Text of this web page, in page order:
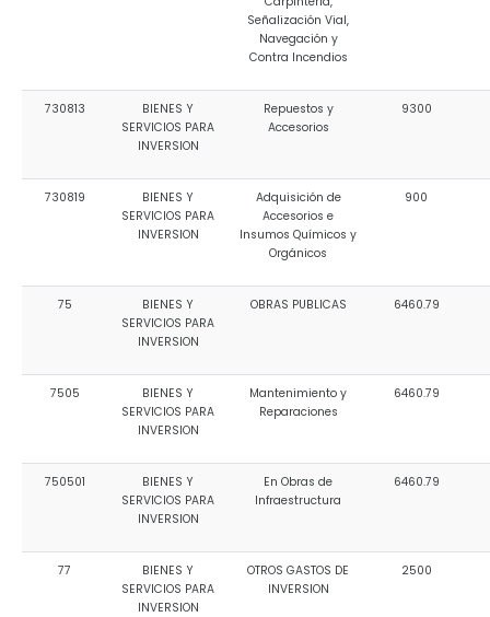
Señalización Vial,
Navegación y
Contra Incendios
730813
BIENES Y
SERVICIOS PARA
INVERSION
Repuestos y
Accesorios
9300
730819
BIENES Y
SERVICIOS PARA
INVERSION
Adquisición de
Accesorios e
Insumos Químicos y
Orgánicos
900
75
BIENES Y
SERVICIOS PARA
INVERSION
OBRAS PUBLICAS 6460.79
7505
BIENES Y
SERVICIOS PARA
INVERSION
Mantenimiento y
Reparaciones
6460.79
750501
BIENES Y
SERVICIOS PARA
INVERSION
En Obras de
Infraestructura
6460.79
77
BIENES Y
SERVICIOS PARA
INVERSION
OTROS GASTOS DE
INVERSION
2500